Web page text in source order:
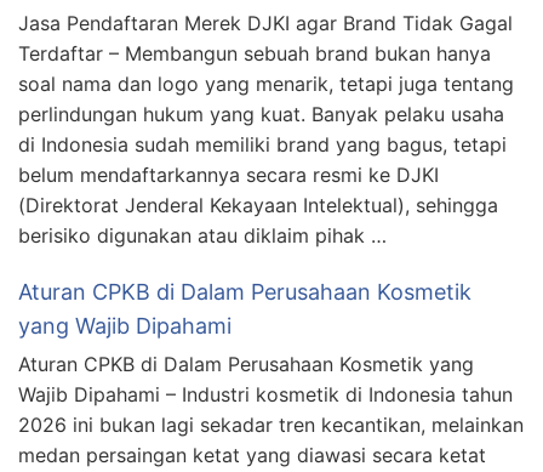
Jasa Pendaftaran Merek DJKI agar Brand Tidak Gagal
Terdaftar – Membangun sebuah brand bukan hanya
soal nama dan logo yang menarik, tetapi juga tentang
perlindungan hukum yang kuat. Banyak pelaku usaha
di Indonesia sudah memiliki brand yang bagus, tetapi
belum mendaftarkannya secara resmi ke DJKI
(Direktorat Jenderal Kekayaan Intelektual), sehingga
berisiko digunakan atau diklaim pihak …
Aturan CPKB di Dalam Perusahaan Kosmetik
yang Wajib Dipahami
Aturan CPKB di Dalam Perusahaan Kosmetik yang
Wajib Dipahami – Industri kosmetik di Indonesia tahun
2026 ini bukan lagi sekadar tren kecantikan, melainkan
medan persaingan ketat yang diawasi secara ketat